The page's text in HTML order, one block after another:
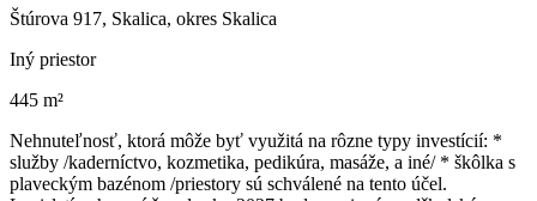
Štúrova 917, Skalica, okres Skalica
Iný priestor
445 m²
Nehnuteľnosť, ktorá môže byť využitá na rôzne typy investícií: *
služby /kaderníctvo, kozmetika, pedikúra, masáže, a iné/ * škôlka s
plaveckým bazénom /priestory sú schválené na tento účel.